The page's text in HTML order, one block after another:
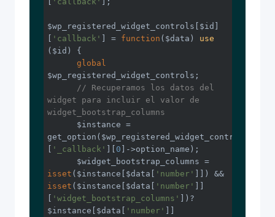
$wp_registered_widget_controls[$id]
[ 'callback' ] = function ($data)
use
($id)
{
global
$wp_registered_widget_controls;
// Recuperamos los datos del
widget para incluir el valor de
widget_bootstrap_columns
get_option($wp_registered_widget_controls[$id]
[ '_callback' ][ 0 ]->option_name);
      $widget_bootstrap_columns =
isset ($instance[$data[ 'number'
]]) &&
isset ($instance[$data[ 'number' ]]
[ 'widget_bootstrap_columns' ])?
$instance[$data[ 'number' ]]